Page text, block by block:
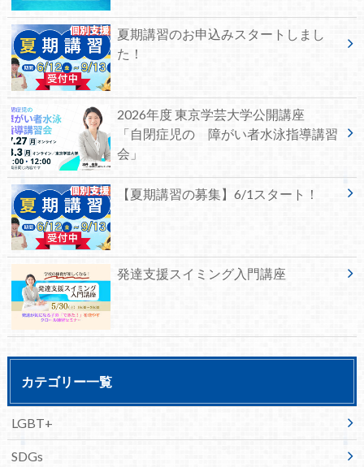
夏期講習のお申込みスタートしまし
た！
2026年度 東京学芸大学公開講座
「自閉症児の 障がい者水泳指導講習
会」
【夏期講習の募集】6/1スタート！
発達支援スイミング入門講座
カテゴリー一覧
LGBT+
SDGs